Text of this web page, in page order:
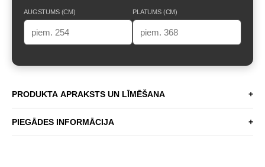
AUGSTUMS (CM) PLATUMS (CM)
PRODUKTA APRAKSTS UN LĪMĒŠANA +
PIEGĀDES INFORMĀCIJA +